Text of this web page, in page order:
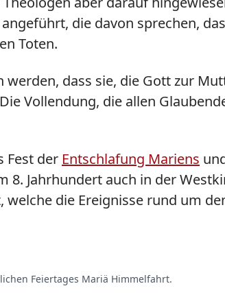
die davon sprechen,
Toten.
dass sie, die Gott zur
Vollendung, die allen
Fest der Entschlafung Mariens
Jahrhundert auch in der
die Ereignisse rund um
Feiertages Mariä Himmelfahrt.